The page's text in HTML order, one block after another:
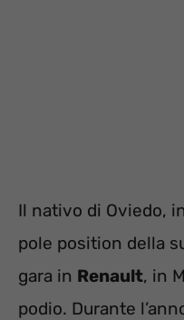
Il nativo di Oviedo,
pole position della
gara in Renault, in
podio. Durante